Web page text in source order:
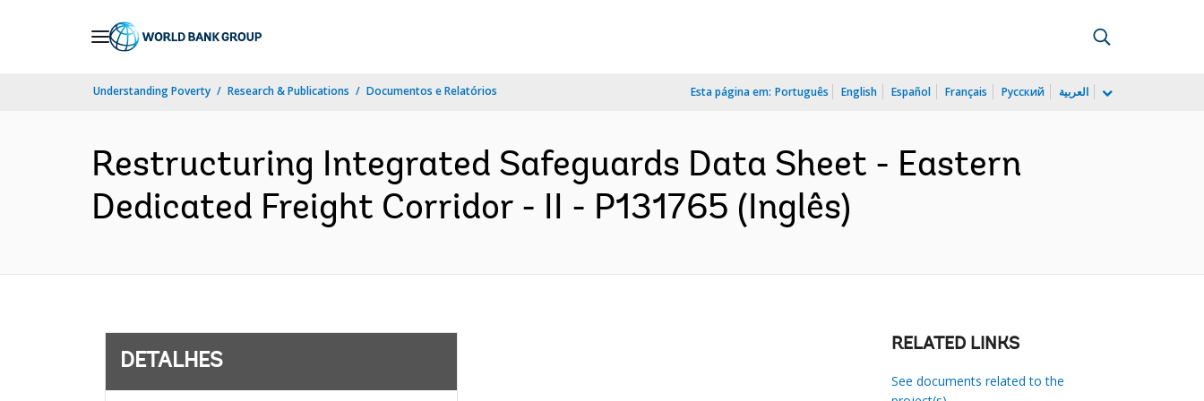
Understanding Poverty Research & Publications Documentos e Relatórios Esta página em: Português English Español Français Русский العربية
Restructuring Integrated Safeguards Data Sheet - Eastern
Dedicated Freight Corridor - II - P131765 (Inglês)
DETALHES
RELATED LINKS
See documents related to the